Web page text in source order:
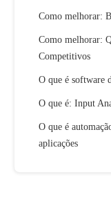
Como melhorar:
Como melhorar:
Competitivos
O que é software
O que é: Input
O que é
aplicações